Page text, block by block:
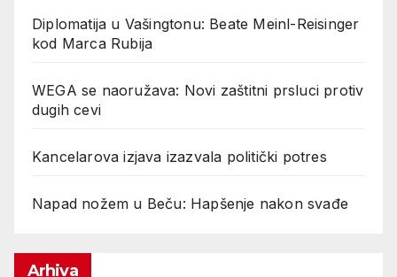
Diplomatija u Vašingtonu: Beate Meinl-Reisinger
kod Marca Rubija
WEGA se naoružava: Novi zaštitni prsluci protiv
dugih cevi
Kancelarova izjava izazvala politički potres
Napad nožem u Beču: Hapšenje nakon svađe
Arhiva